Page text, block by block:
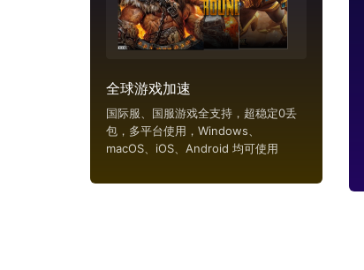
全球游戏加速
国际服、国服游戏全支持，超稳定0丢
包，多平台使用，Windows、
macOS、iOS、Android 均可使用